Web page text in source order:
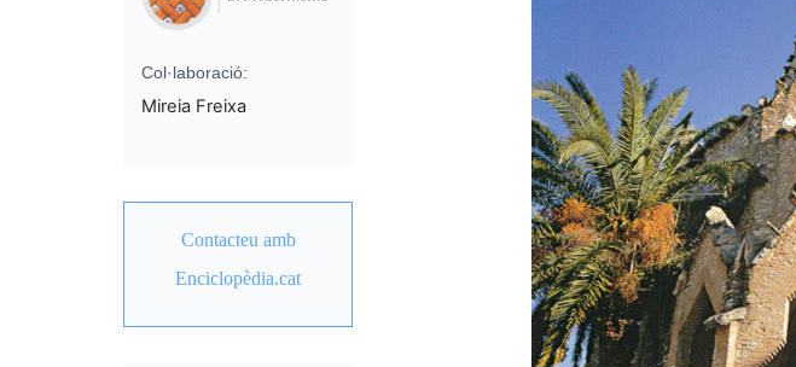
Col·laboració:
Mireia Freixa
Contacteu amb
Enciclopèdia.cat